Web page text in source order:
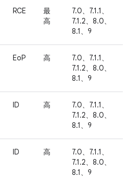
RCE
最
高
7.0、7.1.1、
7.1.2、8.0、
8.1、9
EoP 高
7.0、7.1.1、
7.1.2、8.0、
8.1、9
ID 高
7.0、7.1.1、
7.1.2、8.0、
8.1、9
ID 高
7.0、7.1.1、
7.1.2、8.0、
8.1、9